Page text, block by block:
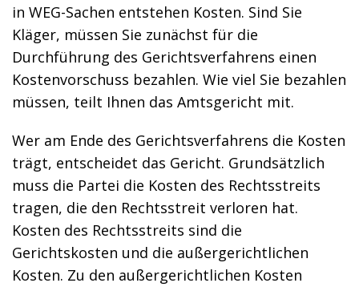
in WEG-Sachen entstehen Kosten. Sind Sie
Kläger, müssen Sie zunächst für die
Durchführung des Gerichtsverfahrens einen
Kostenvorschuss bezahlen. Wie viel Sie bezahlen
müssen, teilt Ihnen das Amtsgericht mit.
Wer am Ende des Gerichtsverfahrens die Kosten
trägt, entscheidet das Gericht. Grundsätzlich
muss die Partei die Kosten des Rechtsstreits
tragen, die den Rechtsstreit verloren hat.
Kosten des Rechtsstreits sind die
Gerichtskosten und die außergerichtlichen
Kosten. Zu den außergerichtlichen Kosten